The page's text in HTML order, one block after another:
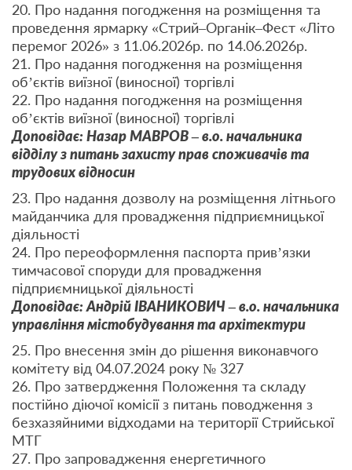
20. Про надання погодження на розміщення та
проведення ярмарку «Стрий–Органік–Фест «Літо
перемог 2026» з 11.06.2026р. по 14.06.2026р.
21. Про надання погодження на розміщення
об’єктів виїзної (виносної) торгівлі
22. Про надання погодження на розміщення
об’єктів виїзної (виносної) торгівлі
Доповідає: Назар МАВРОВ – в.о. начальника
відділу з питань захисту прав споживачів та
трудових відносин
23. Про надання дозволу на розміщення літнього
майданчика для провадження підприємницької
діяльності
24. Про переоформлення паспорта прив’язки
тимчасової споруди для провадження
підприємницької діяльності
Доповідає: Андрій ІВАНИКОВИЧ – в.о. начальника
управління містобудування та архітектури
25. Про внесення змін до рішення виконавчого
комітету від 04.07.2024 року № 327
26. Про затвердження Положення та складу
постійно діючої комісії з питань поводження з
безхазяйними відходами на території Стрийської
МТГ
27. Про запровадження енергетичного